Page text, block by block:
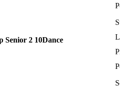
Senior 2 10Dance